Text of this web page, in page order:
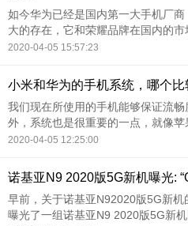
如今华为已经是国内第一大手机厂
大的存在，它和荣耀品牌在国内的
他国产手机厂商远远不是它的对手，
一些成为了爆款，有一些就无人问
2020-04-05 15:57:23
小米和华为的手机系统，哪个比
我们现在所使用的手机能够保证流
外，系统也是很重要的一点，就像
间都不会像安卓手机那样出现卡顿的
2020-04-05 12:25:00
诺基亚N9 2020版5G新机曝光:
早前，关于诺基亚N92020版5G新机
曝光了一组诺基亚N9 2020版5G新机